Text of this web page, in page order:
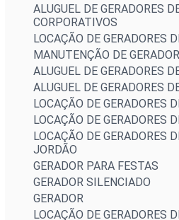
ALUGUEL DE GERADORES
CORPORATIVOS
LOCAÇÃO DE GERADORES
MANUTENÇÃO DE
ALUGUEL DE GERADORES
ALUGUEL DE GERADORES
LOCAÇÃO DE GERADORES
LOCAÇÃO DE GERADORES
LOCAÇÃO DE GERADORES
JORDÃO
GERADOR PARA FESTAS
GERADOR SILENCIADO
GERADOR
LOCAÇÃO DE GERADORES